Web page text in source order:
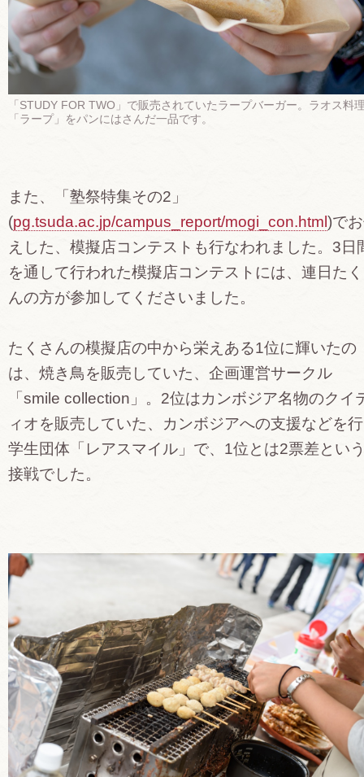
「STUDY FOR TWO」で販売されていたラープバーガー。ラオス料
「ラープ」をパンにはさんだ一品です。
また、「塾祭特集その2」
(pg.tsuda.ac.jp/campus_report/mogi_con.html)で
えした、模擬店コンテストも行なわれました。3日
を通して行われた模擬店コンテストには、連日た
んの方が参加してくださいました。
たくさんの模擬店の中から栄えある1位に輝いたの
は、焼き鳥を販売していた、企画運営サークル
「smile collection」。2位はカンボジア名物のクイ
ィオを販売していた、カンボジアへの支援などを
学生団体「レアスマイル」で、1位とは2票差とい
接戦でした。